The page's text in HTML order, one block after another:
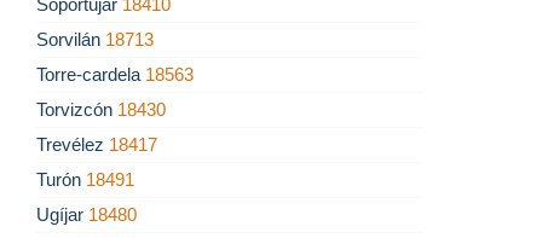
Soportújar 18410
Sorvilán 18713
Torre-cardela 18563
Torvizcón 18430
Trevélez 18417
Turón 18491
Ugíjar 18480